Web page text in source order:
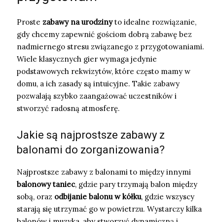
Proste zabawy na urodzinyto idealne rozwiązanie,
gdy chcemy zapewnić gościom dobrą zabawę bez
nadmiernego stresu związanego z przygotowaniami.
Wiele klasycznych gier wymaga jedynie
podstawowych rekwizytów, które często mamy w
domu, a ich zasady są intuicyjne. Takie zabawy
pozwalają szybko zaangażować uczestników i
stworzyć radosną atmosferę.
Jakie są najprostsze zabawy z
balonami do zorganizowania?
Najprostsze zabawy z balonami to między innymi
balonowy taniec, gdzie pary trzymają balon między
sobą, oraz odbijanie balonu w kółku, gdzie wszyscy
starają się utrzymać go w powietrzu. Wystarczy kilka